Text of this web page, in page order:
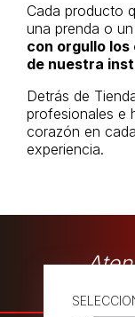
Cada producto
una prenda o
con orgullo
de nuestra
Detrás de
profesionales e
corazón en
experiencia.